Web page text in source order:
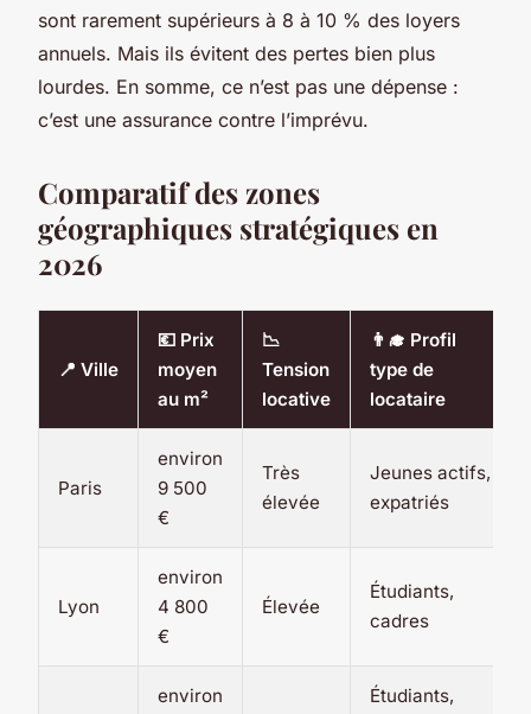
sont rarement supérieurs à 8 à 10 % des loyers
annuels. Mais ils évitent des pertes bien plus
lourdes. En somme, ce n’est pas une dépense :
c’est une assurance contre l’imprévu.
Comparatif des zones
géographiques stratégiques en
2026
📍 Ville
💶 Prix
moyen
au m²
📉
Tension
locative
👨‍🎓 Profil
type de
locataire
Paris
environ
9 500
€
Très
élevée
Jeunes actifs,
expatriés
Lyon
environ
4 800
€
Élevée
Étudiants,
cadres
environ Étudiants,